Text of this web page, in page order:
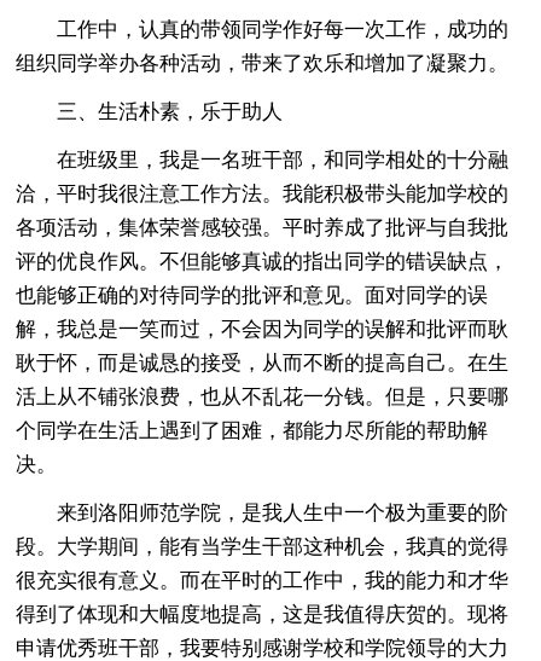
工作中，认真的带领同学作好每一次工作，成功的
组织同学举办各种活动，带来了欢乐和增加了凝聚力。
三、生活朴素，乐于助人
在班级里，我是一名班干部，和同学相处的十分融
洽，平时我很注意工作方法。我能积极带头能加学校的
各项活动，集体荣誉感较强。平时养成了批评与自我批
评的优良作风。不但能够真诚的指出同学的错误缺点，
也能够正确的对待同学的批评和意见。面对同学的误
解，我总是一笑而过，不会因为同学的误解和批评而耿
耿于怀，而是诚恳的接受，从而不断的提高自己。在生
活上从不铺张浪费，也从不乱花一分钱。但是，只要哪
个同学在生活上遇到了困难，都能力尽所能的帮助解
决。
来到洛阳师范学院，是我人生中一个极为重要的阶
段。大学期间，能有当学生干部这种机会，我真的觉得
很充实很有意义。而在平时的工作中，我的能力和才华
得到了体现和大幅度地提高，这是我值得庆贺的。现将
申请优秀班干部，我要特别感谢学校和学院领导的大力